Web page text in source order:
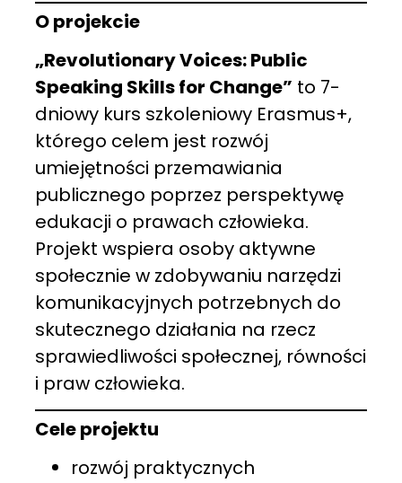
O projekcie
„Revolutionary Voices: Public
Speaking Skills for Change” to 7-
dniowy kurs szkoleniowy Erasmus+,
którego celem jest rozwój
umiejętności przemawiania
publicznego poprzez perspektywę
edukacji o prawach człowieka.
Projekt wspiera osoby aktywne
społecznie w zdobywaniu narzędzi
komunikacyjnych potrzebnych do
skutecznego działania na rzecz
sprawiedliwości społecznej, równości
i praw człowieka.
Cele projektu
rozwój praktycznych